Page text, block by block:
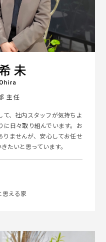
主任
、社内スタッフが気持ちよ
に日々取り組んでいます。お
ませんが、安心してお任せ
たいと思っています。
思える家